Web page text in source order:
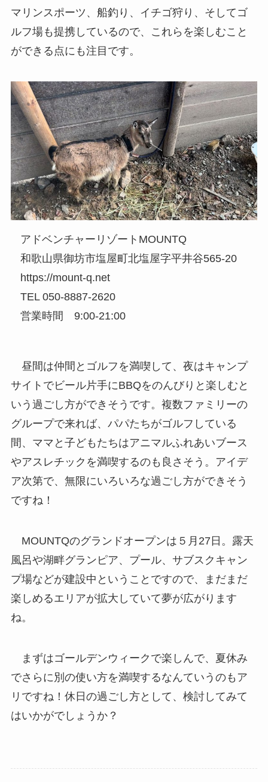
マリンスポーツ、船釣り、イチゴ狩り、そしてゴ
ルフ場も提携しているので、これらを楽しむこと
ができる点にも注目です。
アドベンチャーリゾートMOUNTQ
和歌山県御坊市塩屋町北塩屋字平井谷565-20
https://mount-q.net
TEL 050-8887-2620
営業時間 9:00-21:00
昼間は仲間とゴルフを満喫して、夜はキャンプ
サイトでビール片手にBBQをのんびりと楽しむと
いう過ごし方ができそうです。複数ファミリーの
グループで来れば、パパたちがゴルフしている
間、ママと子どもたちはアニマルふれあいブース
やアスレチックを満喫するのも良さそう。アイデ
ア次第で、無限にいろいろな過ごし方ができそう
ですね！
MOUNTQのグランドオープンは５月27日。露天
風呂や湖畔グランピア、プール、サブスクキャン
プ場などが建設中ということですので、まだまだ
楽しめるエリアが拡大していて夢が広がります
ね。
まずはゴールデンウィークで楽しんで、夏休み
でさらに別の使い方を満喫するなんていうのもア
リですね！休日の過ごし方として、検討してみて
はいかがでしょうか？